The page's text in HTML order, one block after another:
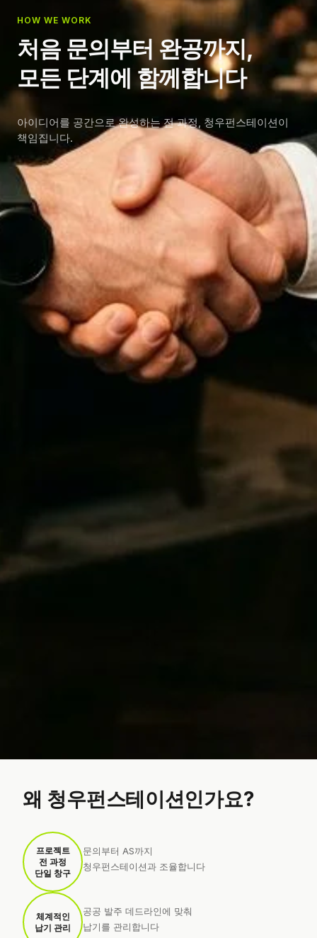
HOW WE WORK
처음 문의부터 완공까지,
모든 단계에 함께합니다
아이디어를 공간으로 완성하는 전 과정, 청우펀스테이션이
책임집니다.
왜 청우펀스테이션인가요?
프로젝트
전 과정
단일 창구
문의부터 AS까지
청우펀스테이션과 조율합니다
체계적인
납기 관리
공공 발주 데드라인에 맞춰
납기를 관리합니다